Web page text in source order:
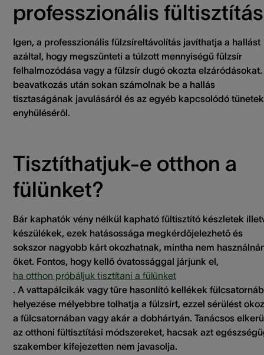
professzionális
Igen, a professzionális fülzsíreltávolítás javíthatja a hallást
azáltal, hogy megszünteti a túlzott mennyiségű fülzsír
felhalmozódása vagy a fülzsír dugó okozta elzáródásokat.
beavatkozás után sokan számolnak be a hallás
tisztaságának javulásáról és az egyéb kapcsolódó tünetek
enyhüléséről.
Tisztíthatjuk-e otthon a
fülünket?
Bár kaphatók vény nélkül kapható fültisztító készletek
készülékek, ezek hatásossága megkérdőjelezhető és
sokszor nagyobb kárt okozhatnak, mintha nem
őket. Fontos, hogy kellő óvatossággal járjunk el,
ha otthon próbáljuk tisztítani a fülünket
. A vattapálcikák vagy tűre hasonlító kellékek
helyezése mélyebbre tolhatja a fülzsírt, ezzel sérülést
a fülcsatornában vagy akár a dobhártyán. Tanácsos
az otthoni fültisztítási módszereket, hacsak azt
szakember kifejezetten nem javasolja.